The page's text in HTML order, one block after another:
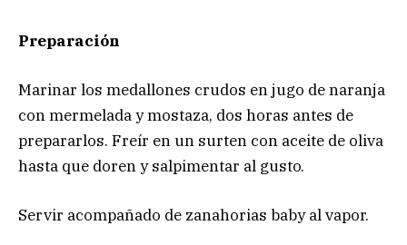
Preparación
Marinar los medallones crudos en jugo de naranja
con mermelada y mostaza, dos horas antes de
prepararlos. Freír en un surten con aceite de oliva
hasta que doren y salpimentar al gusto.
Servir acompañado de zanahorias baby al vapor.